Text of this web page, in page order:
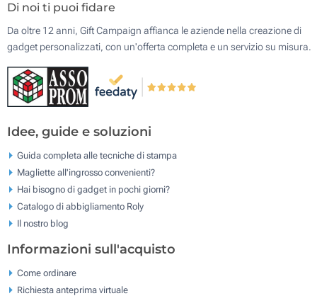
Di noi ti puoi fidare
Da oltre 12 anni, Gift Campaign affianca le aziende nella creazione di
gadget personalizzati, con un'offerta completa e un servizio su misura.
Idee, guide e soluzioni
Guida completa alle tecniche di stampa
Magliette all'ingrosso convenienti?
Hai bisogno di gadget in pochi giorni?
Catalogo di abbigliamento Roly
Il nostro blog
Informazioni sull'acquisto
Come ordinare
Richiesta anteprima virtuale